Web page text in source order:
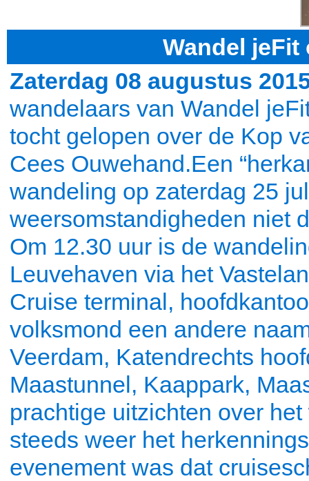
Wandel jeFit
Zaterdag 08 augustus
wandelaars van Wandel
tocht gelopen over de Kop
Cees Ouwehand.Een
wandeling op zaterdag 25
weersomstandigheden niet
Om 12.30 uur is de
Leuvehaven via het
Cruise terminal,
volksmond een andere
Veerdam, Katendrechts
Maastunnel, Kaappark,
prachtige uitzichten over
steeds weer het
evenement was dat